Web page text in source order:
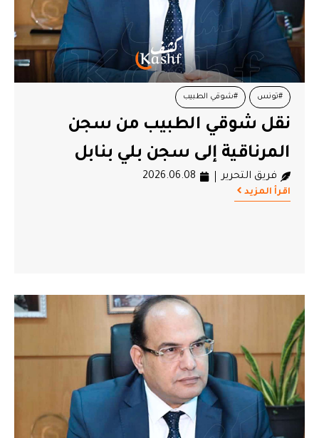
#تونس #شوقي الطبيب
نقل شوقي الطبيب من سجن
المرناقية إلى سجن بلي بنابل
فريق التحرير 2026.06.08
اقرأ المزيد